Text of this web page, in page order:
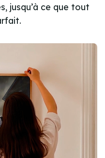
jusqu’à ce que tout